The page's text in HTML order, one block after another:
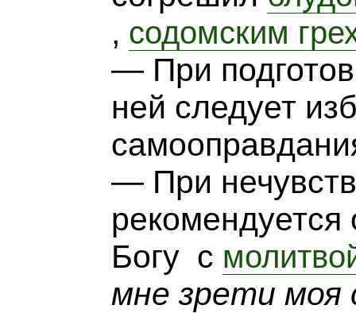
, содомским
— При
ней следует
— При
рекомендуется
Богу с
мне зрети моя